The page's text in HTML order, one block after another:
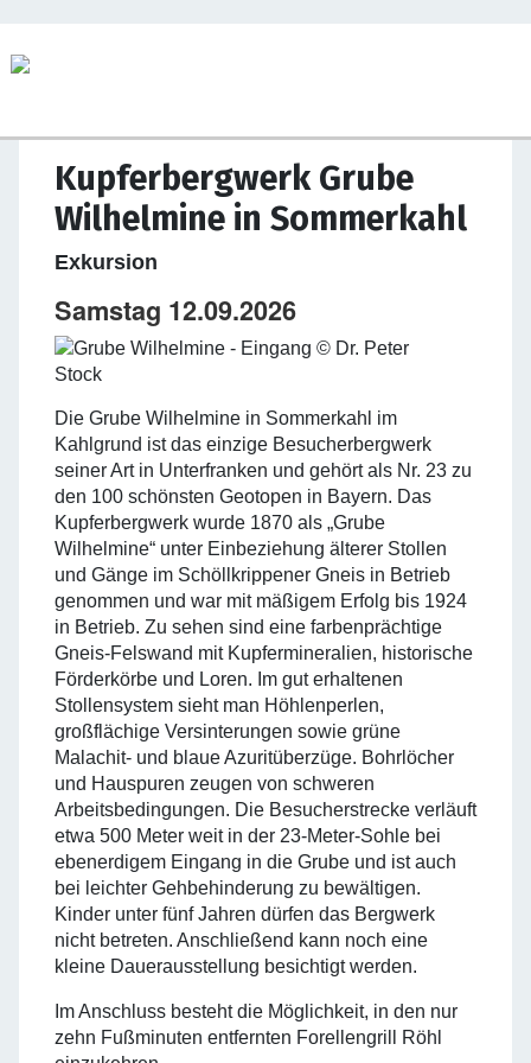
Kupferbergwerk Grube
Wilhelmine in Sommerkahl
Exkursion
Samstag 12.09.2026
Die Grube Wilhelmine in Sommerkahl im
Kahlgrund ist das einzige Besucherbergwerk
seiner Art in Unterfranken und gehört als Nr. 23 zu
den 100 schönsten Geotopen in Bayern. Das
Kupferbergwerk wurde 1870 als „Grube
Wilhelmine“ unter Einbeziehung älterer Stollen
und Gänge im Schöllkrippener Gneis in Betrieb
genommen und war mit mäßigem Erfolg bis 1924
in Betrieb. Zu sehen sind eine farbenprächtige
Gneis-Felswand mit Kupfermineralien, historische
Förderkörbe und Loren. Im gut erhaltenen
Stollensystem sieht man Höhlenperlen,
großflächige Versinterungen sowie grüne
Malachit- und blaue Azuritüberzüge. Bohrlöcher
und Hauspuren zeugen von schweren
Arbeitsbedingungen. Die Besucherstrecke verläuft
etwa 500 Meter weit in der 23-Meter-Sohle bei
ebenerdigem Eingang in die Grube und ist auch
bei leichter Gehbehinderung zu bewältigen.
Kinder unter fünf Jahren dürfen das Bergwerk
nicht betreten. Anschließend kann noch eine
kleine Dauerausstellung besichtigt werden.
Im Anschluss besteht die Möglichkeit, in den nur
zehn Fußminuten entfernten Forellengrill Röhl